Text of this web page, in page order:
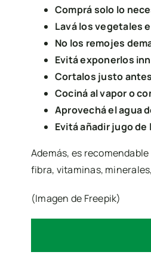
Comprá solo lo
Lavá los vegetales
No los remojes
Evitá exponerlos
Cortalos justo
Cociná al vapor o
Aprovechá el agua
Evitá añadir jugo
Además, es
fibra, vitaminas,
(Imagen de Freepik)